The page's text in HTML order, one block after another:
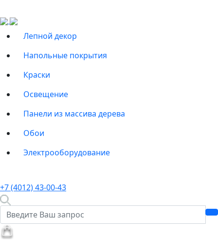
Лепной декор
Напольные покрытия
Краски
Освещение
Панели из массива дерева
Обои
Электрооборудование
+7 (4012) 43-00-43